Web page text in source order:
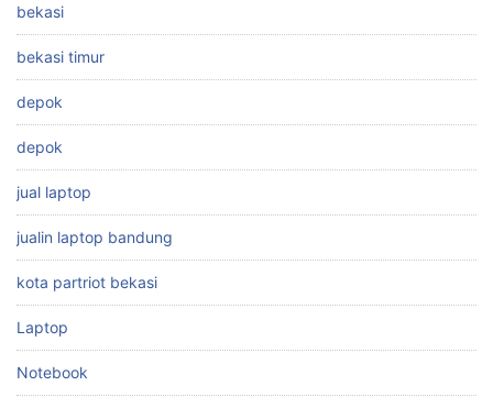
bekasi
bekasi timur
depok
depok
jual laptop
jualin laptop bandung
kota partriot bekasi
Laptop
Notebook